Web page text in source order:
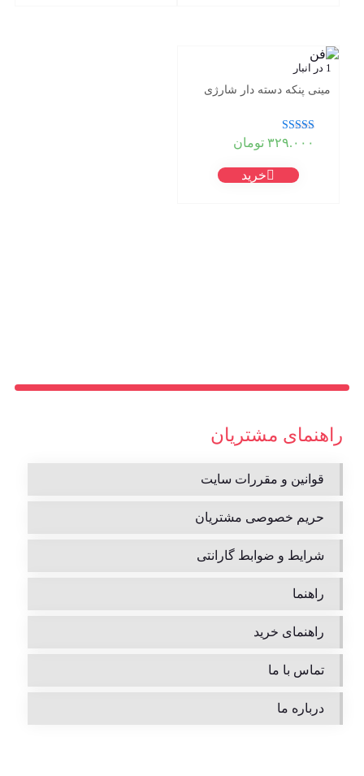
مینی پنکه دسته دار شارژی
نمره
۳۲۹.۰۰۰ تومان
خرید
راهنمای مشتریان
قوانین و مقررات سایت
حریم خصوصی مشتریان
شرایط و ضوابط گارانتی
راهنما
راهنمای خرید
تماس با ما
درباره ما